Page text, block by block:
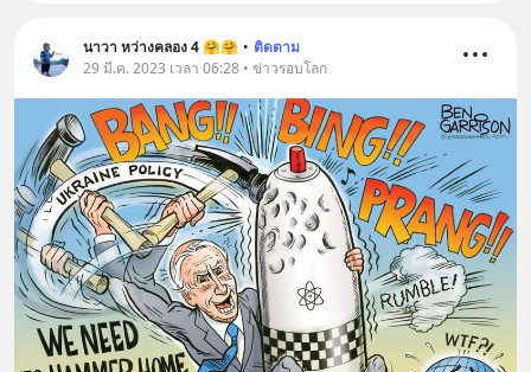
นาวา หว่างคลอง 4 🤗🤗 • ติดตาม
29 มี.ค. 2023 เวลา 06:28 • ข่าวรอบโลก